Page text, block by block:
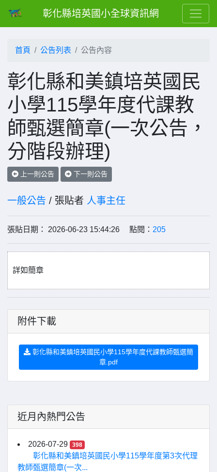
彰化縣培英國小全球資訊網
首頁 公告列表 公告內容
彰化縣和美鎮培英國民
小學115學年度代課教
師甄選簡章(一次公告，
分階段辦理)
上一則公告 下一則公告
一般公告 / 張貼者 人事主任
張貼日期： 2026-06-23 15:44:26 點閱： 205
詳如簡章
附件下載
彰化縣和美鎮培英國民小學115學年度代課教師甄選簡
章.pdf
近月內熱門公告
2026-07-29 398
彰化縣和美鎮培英國民小學115學年度第3次代理
教師甄選簡章(一次...